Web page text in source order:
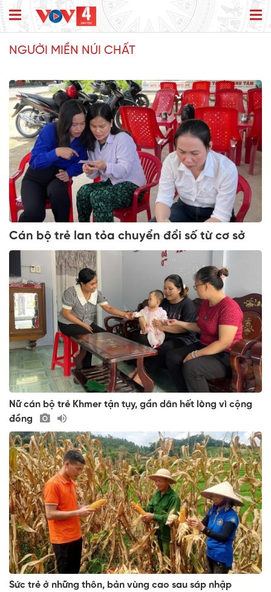
NGƯỜI MIỀN NÚI CHẤT
Cán bộ trẻ lan tỏa chuyển đổi số từ cơ sở
Nữ cán bộ trẻ Khmer tận tụy, gần dân hết lòng vì cộng
đồng
Sức trẻ ở những thôn, bản vùng cao sau sáp nhập